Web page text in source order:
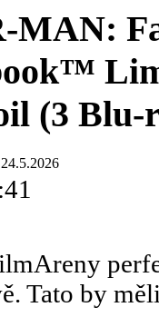
MAN:
(3 Blu-
24.5.2026
Tato by